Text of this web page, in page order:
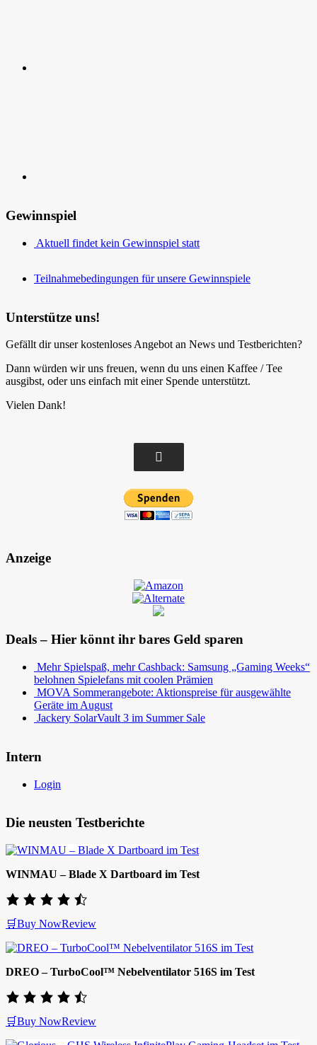
Gewinnspiel
Aktuell findet kein Gewinnspiel statt
Teilnahmebedingungen für unsere Gewinnspiele
Unterstütze uns!
Gefällt dir unser kostenloses Angebot an News und Testberichten?
Dann würden wir uns freuen, wenn du uns einen Kaffee / Tee
ausgibst, oder uns einfach mit einer Spende unterstützt.
Vielen Dank!
Anzeige
Deals – Hier könnt ihr bares Geld sparen
Mehr Spielspaß, mehr Cashback: Samsung „Gaming Weeks“
belohnen Spielefans mit coolen Prämien
MOVA Sommerangebote: Aktionspreise für ausgewählte
Geräte im August
Jackery SolarVault 3 im Summer Sale
Intern
Login
Die neusten Testberichte
WINMAU – Blade X Dartboard im Test
🛒Buy NowReview
DREO – TurboCool™ Nebelventilator 516S im Test
🛒Buy NowReview